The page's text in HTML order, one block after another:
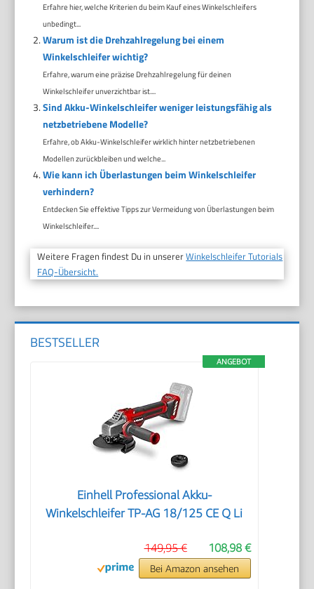
Erfahre hier, welche Kriterien du beim Kauf eines Winkelschleifers
unbedingt...
Warum ist die Drehzahlregelung bei einem
Winkelschleifer wichtig?
Erfahre, warum eine präzise Drehzahlregelung für deinen
Winkelschleifer unverzichtbar ist....
Sind Akku-Winkelschleifer weniger leistungsfähig als
netzbetriebene Modelle?
Erfahre, ob Akku-Winkelschleifer wirklich hinter netzbetriebenen
Modellen zurückbleiben und welche...
Wie kann ich Überlastungen beim Winkelschleifer
verhindern?
Entdecken Sie effektive Tipps zur Vermeidung von Überlastungen beim
Winkelschleifer....
Weitere Fragen findest Du in unsererWinkelschleifer Tutorials
FAQ-Übersicht.
BESTSELLER
ANGEBOT
Einhell Professional Akku-
Winkelschleifer TP-AG 18/125 CE Q Li
108,98 €
149,95 €
Bei Amazon ansehen